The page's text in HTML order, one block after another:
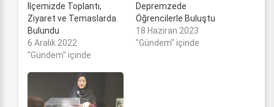
İlçemizde Toplantı,
Ziyaret ve Temaslarda
Bulundu
6 Aralık 2022
"Gündem" içinde
Depremzede
Öğrencilerle Buluştu
18 Haziran 2023
"Gündem" içinde